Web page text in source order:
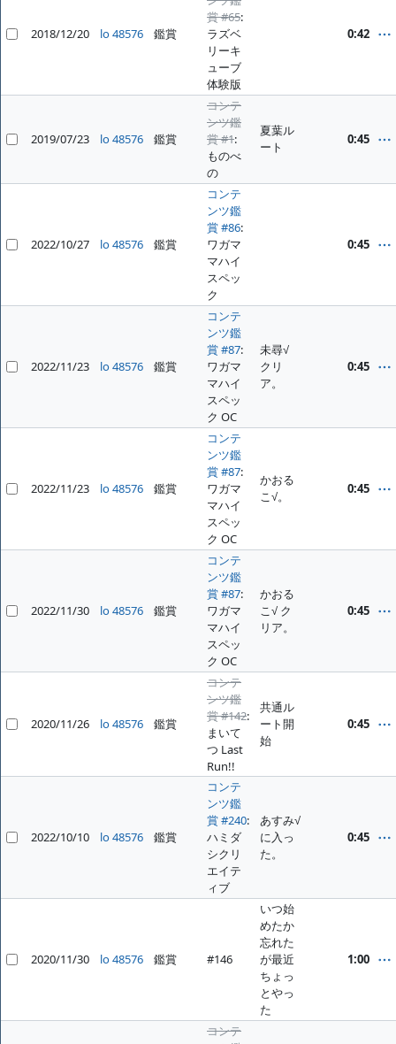
2018/12/20 lo 48576 鑑賞
賞 #65:
ラズベ
リーキ
ューブ
体験版
0:42
2019/07/23 lo 48576 鑑賞
コンテ
ンツ鑑
賞 #1:
ものべ
の
夏葉ル
ート
0:45
2022/10/27 lo 48576 鑑賞
コンテ
ンツ鑑
賞 #86:
ワガマ
マハイ
スペッ
ク
0:45
2022/11/23 lo 48576 鑑賞
コンテ
ンツ鑑
賞 #87:
ワガマ
マハイ
スペッ
ク OC
未尋√
クリ
ア。
0:45
2022/11/23 lo 48576 鑑賞
コンテ
ンツ鑑
賞 #87:
ワガマ
マハイ
スペッ
ク OC
かおる
こ√。
0:45
2022/11/30 lo 48576 鑑賞
コンテ
ンツ鑑
賞 #87:
ワガマ
マハイ
スペッ
ク OC
かおる
こ√ ク
リア。
0:45
2020/11/26 lo 48576 鑑賞
コンテ
ンツ鑑
賞 #142:
まいて
つ Last
Run!!
共通ル
ート開
始
0:45
2022/10/10 lo 48576 鑑賞
コンテ
ンツ鑑
賞 #240:
ハミダ
シクリ
エイテ
ィブ
あすみ√
に入っ
た。
0:45
2020/11/30 lo 48576 鑑賞 #146
いつ始
めたか
忘れた
が最近
ちょっ
とやっ
た
1:00
コンテ